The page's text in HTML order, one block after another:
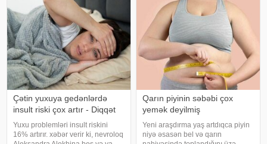
Çətin yuxuya gedənlərdə
insult riski çox artır - Diqqət
Yuxu problemləri insult riskini
16% artırır. xəbər verir ki, nevroloq
Qarın piyinin səbəbi çox
yemək deyilmiş
Yeni araşdırma yaş artdıqca piyin
niyə əsasən bel və qarın